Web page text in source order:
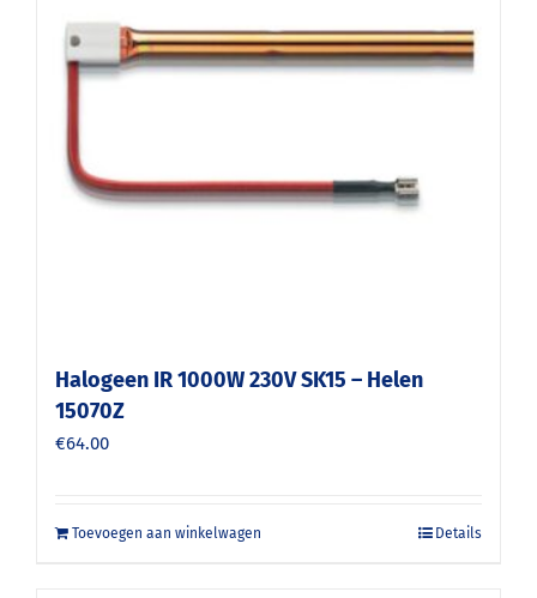
Halogeen IR 1000W 230V SK15 – Helen
15070Z
€64.00
Toevoegen aan winkelwagen Details